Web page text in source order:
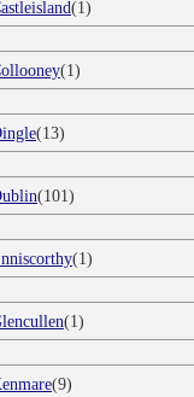
(1)
(1)
(13)
(101)
(1)
(1)
(9)